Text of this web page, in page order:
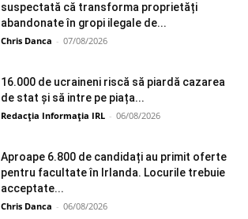
suspectată că transforma proprietăți
abandonate în gropi ilegale de...
Chris Danca - 07/08/2026
16.000 de ucraineni riscă să piardă cazarea
de stat și să intre pe piața...
Redacția Informația IRL - 06/08/2026
Aproape 6.800 de candidați au primit oferte
pentru facultate în Irlanda. Locurile trebuie
acceptate...
Chris Danca - 06/08/2026